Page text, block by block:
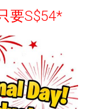
要S$54*